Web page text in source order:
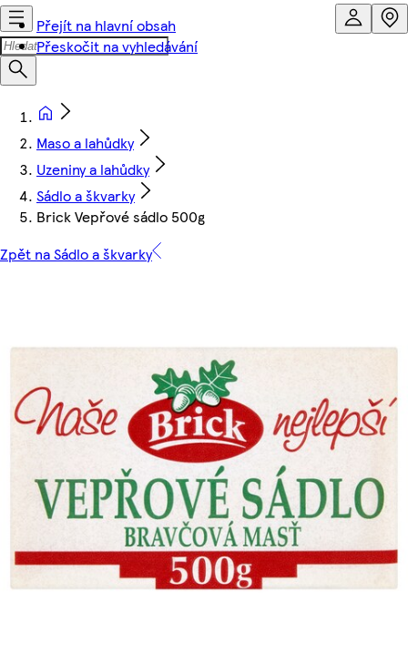
Přejít na hlavní obsah
Přeskočit na vyhledávání
Maso a lahůdky
Uzeniny a lahůdky
Sádlo a škvarky
Brick Vepřové sádlo 500g
Zpět na Sádlo a škvarky